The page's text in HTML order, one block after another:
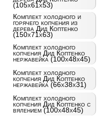
(105х61х53)
Комплект холодного и
горячего копчения из
дерева Дид Коптенко
(150х71х63)
Комплект холодного
копчения Дид Коптенко
нержавейка (100х48х45)
Комплект холодного
копчения Дид Коптенко
нержавейка (66х38х31)
Комплект холодного
копчения Дид Коптенко с
вялением (100х48х45)